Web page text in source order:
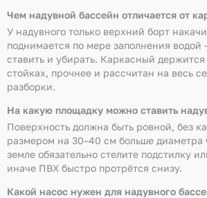
Чем надувной бассейн отличается от
У надувного только верхний борт
поднимается по мере заполнения водой
ставить и убирать. Каркасный
стойках, прочнее и рассчитан на весь
разборки.
На какую площадку можно ставить
Поверхность должна быть ровной, без
размером на 30–40 см больше
земле обязательно стелите подстилку
иначе ПВХ быстро протрётся снизу.
Какой насос нужен для надувного